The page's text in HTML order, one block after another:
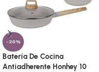
-20%
Batería De Cocina
Antiadherente Honhey 10